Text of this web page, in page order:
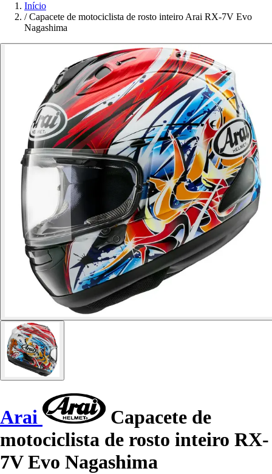
Início
/ Capacete de motociclista de rosto inteiro Arai RX-7V Evo
Nagashima
Arai
Capacete de
motociclista de rosto inteiro RX-
7V Evo Nagashima